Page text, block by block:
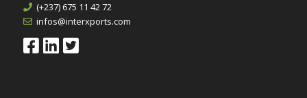
(+237) 675 11 42 72
infos@interxports.com